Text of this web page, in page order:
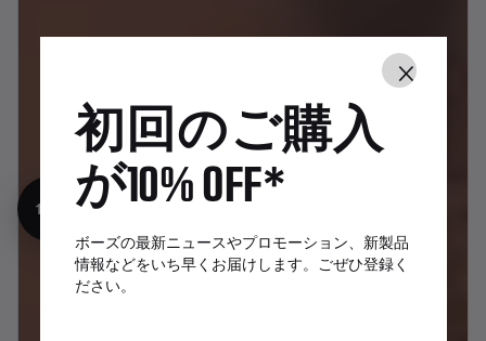
×
初回のご購入
が10% OFF*
ボーズの最新ニュースやプロモーション、新製品
情報などをいち早くお届けします。ごぜひ登録く
ださい。
10%オフ